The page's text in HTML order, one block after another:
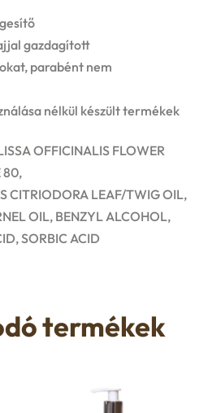
gazdagított
parabént nem
nélkül készült termékek
OFFICINALIS FLOWER
80,
CITRIODORA LEAF/TWIG OIL,
OIL, BENZYL ALCOHOL,
SORBIC ACID
termékek